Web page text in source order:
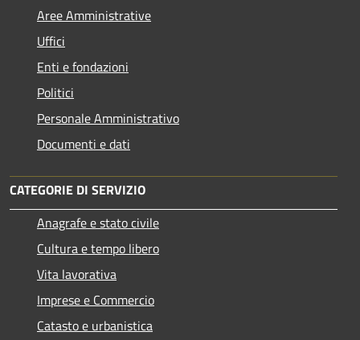
Aree Amministrative
Uffici
Enti e fondazioni
Politici
Personale Amministrativo
Documenti e dati
CATEGORIE DI SERVIZIO
Anagrafe e stato civile
Cultura e tempo libero
Vita lavorativa
Imprese e Commercio
Catasto e urbanistica